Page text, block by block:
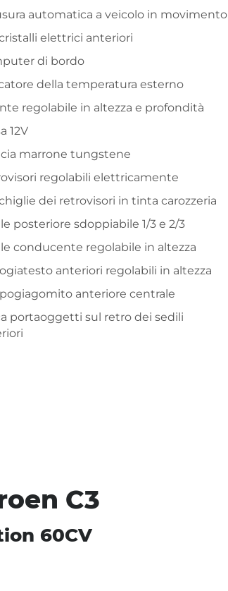
automatica a veicolo in movimento
elettrici anteriori
di bordo
della temperatura esterno
regolabile in altezza e profondità
12V
marrone tungstene
regolabili elettricamente
dei retrovisori in tinta carozzeria
posteriore sdoppiabile 1/3 e 2/3
conducente regolabile in altezza
anteriori regolabili in altezza
anteriore centrale
portaoggetti sul retro dei sedili
C3
60CV